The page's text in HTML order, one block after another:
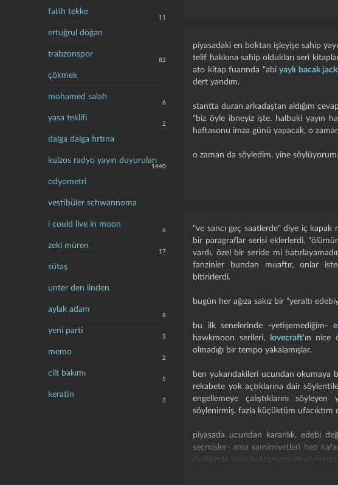
fatih tekke
11
ertuğrul doğan
trabzonspor
82
çökmek
mohamed salah
6
yasa teklifi
2
dalga dalga fırtına
kulzos radyo yayın duyuruları
1440
odyometri
vestibüler schwannoma
i could live in moon
6
zeki müren
17
sütaş
unter den linden
aylak adam
8
yeni parti
3
memo
2
cilt bakımı
5
keratin
3
piyasadaki en boktan işleyişe sahip
telif hakkına sahip oldukları seri
ato kitap fuarında "abiyaylı bacak jack
dert yandım.
stantta duran arkadaştan aldığım
"biz öyle ibneyiz işte. halbuki yayın
haftasonu imza günü yapacak, o
o zaman da söyledim, yine söylüyorum:
"ve sancı geç saatlerde" diye iç kapak
bir paragraflar serisi eklerlerdi.
vardı, özel bir seride mi
fanzinler bundan muaftır, onlar
bitirirlerdi.
bugün her ağıza sakız bir "yeraltı
bu ilk senelerinde -yetişemediğim-
hawkmoon serileri,
lovecraft'ın nice
olmadığı bir tempo yakalamışlar.
ben yukarıdakileri ucundan okumaya
rekabete yok açtıklarına dair
engellemeye çalıştıklarını
söylenirmiş. fazla küçüktüm ufacıktım
piyasada ucundan karanlık, edebi
seçmişler- ama samimiyetleri hep
dediğinde kaos kahramanı